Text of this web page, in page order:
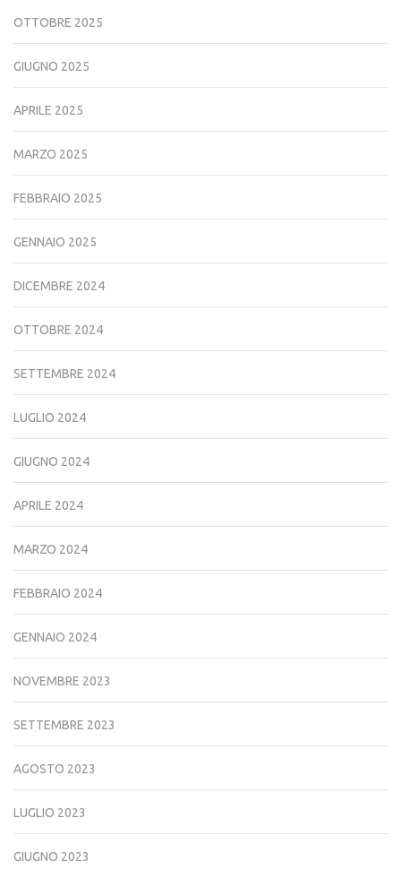
OTTOBRE 2025
GIUGNO 2025
APRILE 2025
MARZO 2025
FEBBRAIO 2025
GENNAIO 2025
DICEMBRE 2024
OTTOBRE 2024
SETTEMBRE 2024
LUGLIO 2024
GIUGNO 2024
APRILE 2024
MARZO 2024
FEBBRAIO 2024
GENNAIO 2024
NOVEMBRE 2023
SETTEMBRE 2023
AGOSTO 2023
LUGLIO 2023
GIUGNO 2023